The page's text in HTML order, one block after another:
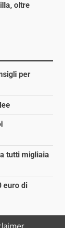
oltre
per
tutti migliaia
euro di